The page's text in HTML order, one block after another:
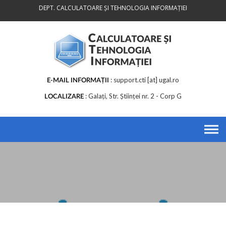
DEPT. CALCULATOARE ȘI TEHNOLOGIA INFORMAȚIEI
E-MAIL INFORMAȚII support.cti [at] ugal.ro
LOCALIZARE Galați, Str. Științei nr. 2 - Corp G